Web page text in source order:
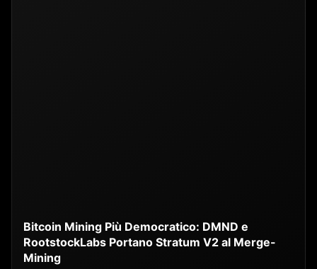
Bitcoin Mining Più Democratico: DMND e
RootstockLabs Portano Stratum V2 al Merge-
Mining